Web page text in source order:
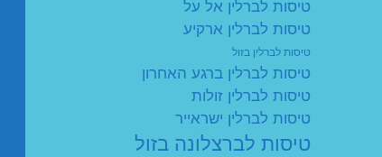
טיסות לברלין אל על
טיסות לברלין ארקיע
טיסות לברלין בזול
טיסות לברלין ברגע האחרון
טיסות לברלין זולות
טיסות לברלין ישראייר
טיסות לברצלונה בזול